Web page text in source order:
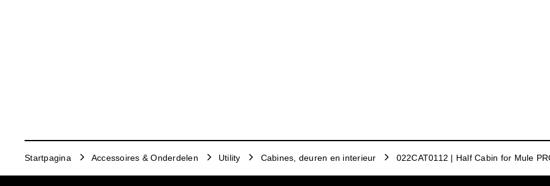
Startpagina Accessoires & Onderdelen Utility Cabines, deuren en interieur 022CAT0112 | Half Cabin for Mule